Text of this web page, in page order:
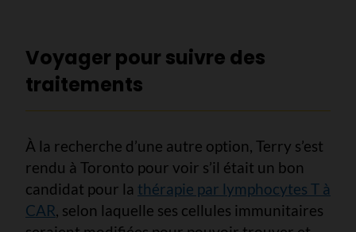
Voyager pour suivre des
traitements
À la recherche d’une autre option, Terry s’est
rendu à Toronto pour voir s’il était un bon
candidat pour la thérapie par lymphocytes T à
CAR , selon laquelle ses cellules immunitaires